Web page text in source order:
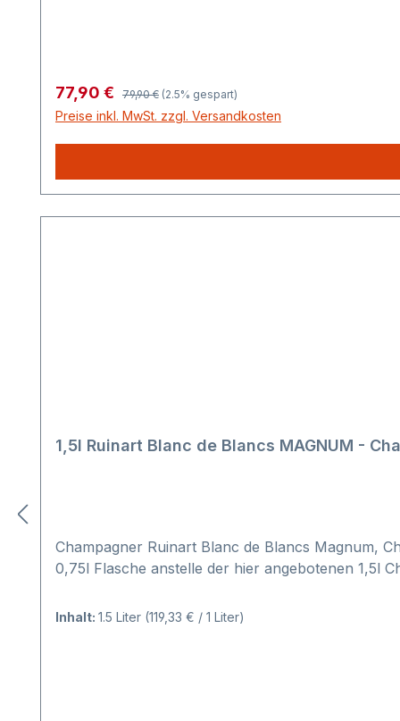
Verkaufspreis:
77,90 € Regulärer Preis:
79,90 € (2.5% gespart)
Preise inkl. MwSt. zzgl. Versandkosten
1,5l Ruinart Blanc de Blancs MAGNUM -
Champagner Ruinart Blanc de Blancs Magnum,
0,75l Flasche anstelle der hier angebotenen 1,5l
Inhalt: 1.5 Liter (119,33 € / 1 Liter)